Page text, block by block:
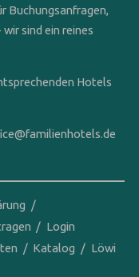
Buchungsanfragen,
sind ein reines
Hotels
Login
Katalog
Löwi